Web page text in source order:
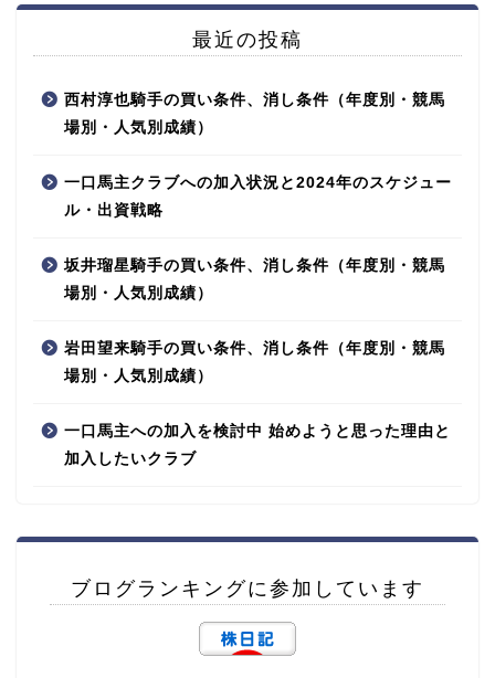
最近の投稿
西村淳也騎手の買い条件、消し条件（年度別・競馬
場別・人気別成績）
一口馬主クラブへの加入状況と2024年のスケジュー
ル・出資戦略
坂井瑠星騎手の買い条件、消し条件（年度別・競馬
場別・人気別成績）
岩田望来騎手の買い条件、消し条件（年度別・競馬
場別・人気別成績）
一口馬主への加入を検討中 始めようと思った理由と
加入したいクラブ
ブログランキングに参加しています